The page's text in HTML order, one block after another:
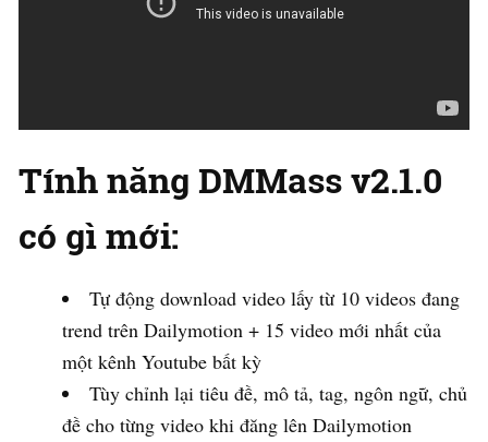
Tính năng DMMass v2.1.0
có gì mới:
Tự động download video lấy từ 10 videos đang
trend trên Dailymotion + 15 video mới nhất của
một kênh Youtube bất kỳ
Tùy chỉnh lại tiêu đề, mô tả, tag, ngôn ngữ, chủ
đề cho từng video khi đăng lên Dailymotion